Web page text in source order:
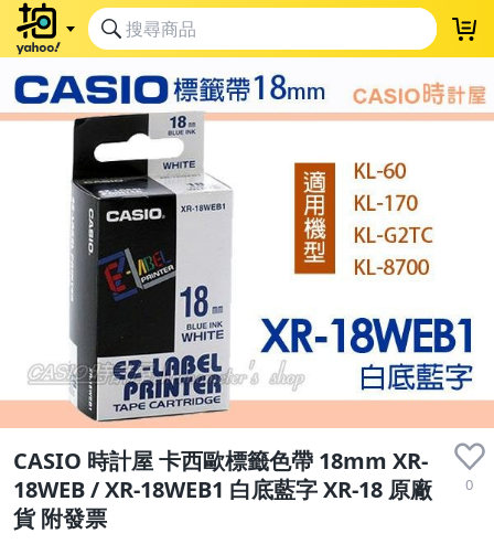
CASIO 時計屋 卡西歐標籤色帶 18mm XR-
18WEB / XR-18WEB1 白底藍字 XR-18 原廠
貨 附發票
0